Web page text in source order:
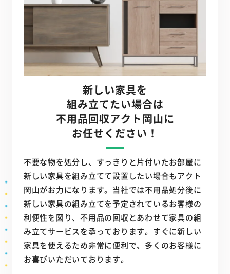
新しい家具を
組み立てたい場合は
不用品回収アクト岡山に
お任せください！
不要な物を処分し、すっきりと片付いたお部屋に
新しい家具を組み立てて設置したい場合もアクト
岡山がお力になります。当社では不用品処分後に
新しい家具の組み立てを予定されているお客様の
利便性を図り、不用品の回収とあわせて家具の組
み立てサービスを承っております。すぐに新しい
家具を使えるため非常に便利で、多くのお客様に
お喜びいただいております。